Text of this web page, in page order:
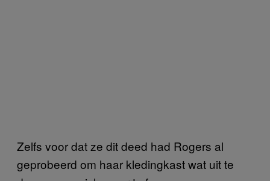
Zelfs voor dat ze dit deed had Rogers al
geprobeerd om haar kledingkast wat uit te